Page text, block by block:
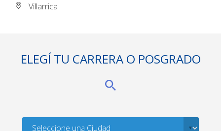
Villarrica
ELEGÍ TU CARRERA O POSGRADO